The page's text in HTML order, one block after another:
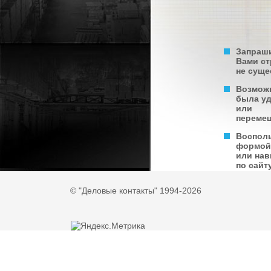
Вами
не
была
или
формой
или
по
© "Деловые контакты" 1994-2026